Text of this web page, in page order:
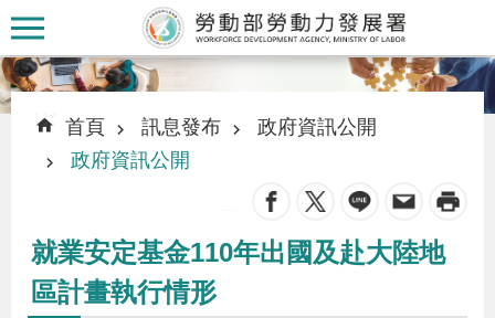
跳到主要內容區塊
認
識
本
:::
::: 首頁 訊息發布
政府資訊公開
政府資訊公開
就業安定基金110年出國及赴大陸地
區計畫執行情形